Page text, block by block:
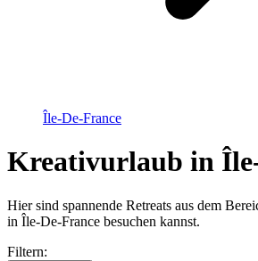
Île-De-France
Kreativurlaub in
Hier sind spannende Retreats aus dem
in Île-De-France besuchen kannst.
Filtern: